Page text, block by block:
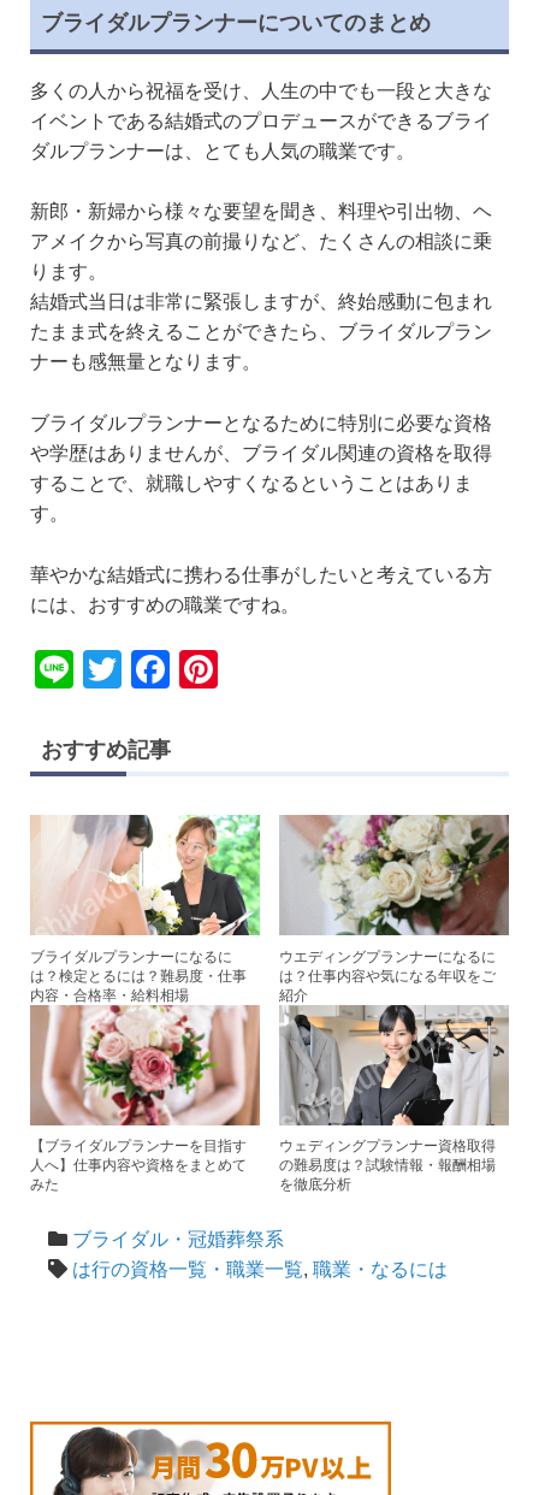
ブライダルプランナーについてのまとめ
多くの人から祝福を受け、人生の中でも一段と大きな
イベントである結婚式のプロデュースができるブライ
ダルプランナーは、とても人気の職業です。
新郎・新婦から様々な要望を聞き、料理や引出物、ヘ
アメイクから写真の前撮りなど、たくさんの相談に乗
ります。
結婚式当日は非常に緊張しますが、終始感動に包まれ
たまま式を終えることができたら、ブライダルプラン
ナーも感無量となります。
ブライダルプランナーとなるために特別に必要な資格
や学歴はありませんが、ブライダル関連の資格を取得
することで、就職しやすくなるということはありま
す。
華やかな結婚式に携わる仕事がしたいと考えている方
には、おすすめの職業ですね。
Li
e
T
tt
er
F
c
b
o
o
k
st
おすすめ記事
ブライダルプランナーになるに
は？検定とるには？難易度・仕事
内容・合格率・給料相場
ウエディングプランナーになるに
は？仕事内容や気になる年収をご
紹介
【ブライダルプランナーを目指す
人へ】仕事内容や資格をまとめて
みた
ウェディングプランナー資格取得
の難易度は？試験情報・報酬相場
を徹底分析
ブライダル・冠婚葬祭系
は行の資格一覧・職業一覧, 職業・なるには